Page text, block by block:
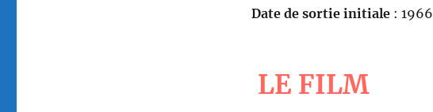
Date de sortie initiale: 1966
LE FILM